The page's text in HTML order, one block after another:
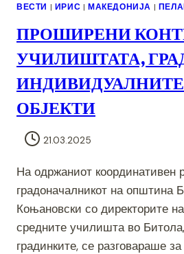
ВЕСТИ | ИРИС | МАКЕДОНИЈА |
ПРОШИРЕНИ
УЧИЛИШТАТА,
ОБЈЕКТИ
21.03.2025
На одржаниот координативен
градоначалникот на општина
Коњановски со директорите
средните училишта во
градинките, се разговараше